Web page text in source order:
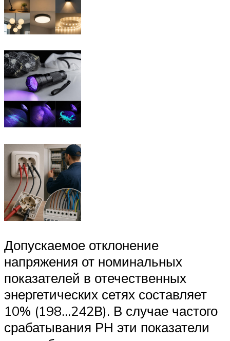
Допускаемое отклонение
напряжения от номинальных
показателей в отечественных
энергетических сетях составляет
10% (198…242В). В случае частого
срабатывания РН эти показатели